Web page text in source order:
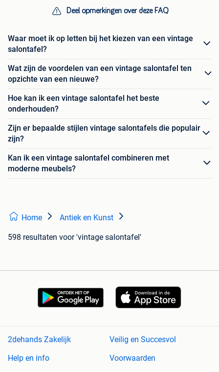
Deel opmerkingen over deze FAQ
Waar moet ik op letten bij het kiezen van een vintage
salontafel?
Wat zijn de voordelen van een vintage salontafel ten
opzichte van een nieuwe?
Hoe kan ik een vintage salontafel het beste
onderhouden?
Zijn er bepaalde stijlen vintage salontafels die populair
zijn?
Kan ik een vintage salontafel combineren met
moderne meubels?
Home Antiek en Kunst
598 resultaten voor 'vintage salontafel'
2dehands Zakelijk
Veilig en Succesvol
Help en info
Voorwaarden